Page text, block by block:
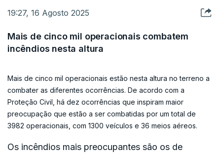
19:27, 16 Agosto 2025
Mais de cinco mil operacionais combatem
incêndios nesta altura
Mais de cinco mil operacionais estão nesta altura no terreno a
combater as diferentes ocorrências. De acordo com a
Proteção Civil, há dez ocorrências que inspiram maior
preocupação que estão a ser combatidas por um total de
3982 operacionais, com 1300 veículos e 36 meios aéreos.
Os incêndios mais preocupantes são os de